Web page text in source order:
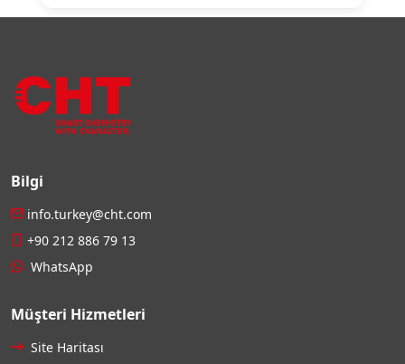
Bilgi
info.turkey@cht.com
+90 212 886 79 13
WhatsApp
Müşteri Hizmetleri
Site Haritası